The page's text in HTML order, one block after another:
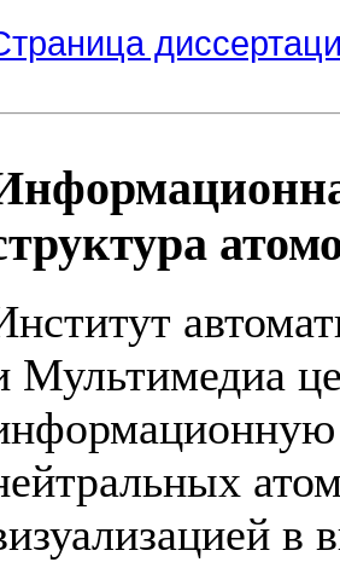
Мультимедиа
в